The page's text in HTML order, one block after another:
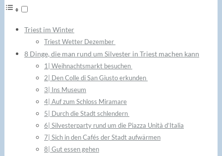
Triest im Winter
Triest Wetter Dezember
8 Dinge, die man rund um Silvester in Triest machen kann
1| Weihnachtsmarkt besuchen
2| Den Colle di San Giusto erkunden
3| Ins Museum
4| Auf zum Schloss Miramare
5| Durch die Stadt schlendern
6| Silvesterparty rund um die Piazza Unità d’Italia
7| Sich in den Cafés der Stadt aufwärmen
8| Gut essen gehen